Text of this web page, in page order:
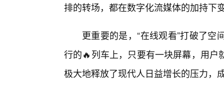
排的转场，都在数字化流媒体的加持下
更重要的是，“在线观看”打破了
行的🔥列车上，只要有一块屏幕，用
极大地释放了现代人日益增长的压力，